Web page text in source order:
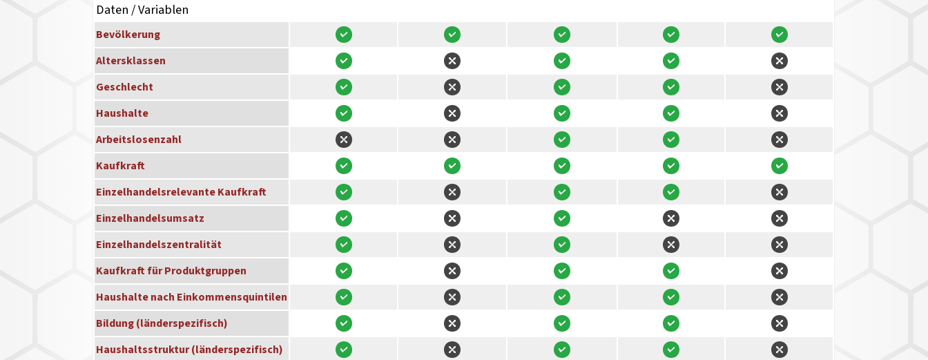
Daten / Variablen
Bevölkerung
Altersklassen
Geschlecht
Haushalte
Arbeitslosenzahl
Kaufkraft
Einzelhandelsrelevante Kaufkraft
Einzelhandelsumsatz
Einzelhandelszentralität
Kaufkraft für Produktgruppen
Haushalte nach Einkommensquintilen
Bildung (länderspezifisch)
Haushaltsstruktur (länderspezifisch)